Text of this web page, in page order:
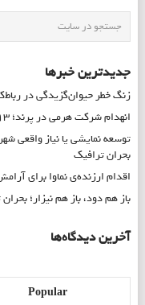
جدیدترین خبرها
زنگ خطر حیوان‌گزیدگی در رباط‌کریم؛ ۷۲۶ مورد
انهدام شرکت هرمی در پرند؛ ۱۳ عضو شبکه دستگیر شدند
توسعه نمایشی یا نیاز واقعی
بحران ترافیک
اقدام ارزنده‌ی نماوا برای
باز هم دود، باز هم نیزار؛
آخرین دیدگاه‌ها
Popular